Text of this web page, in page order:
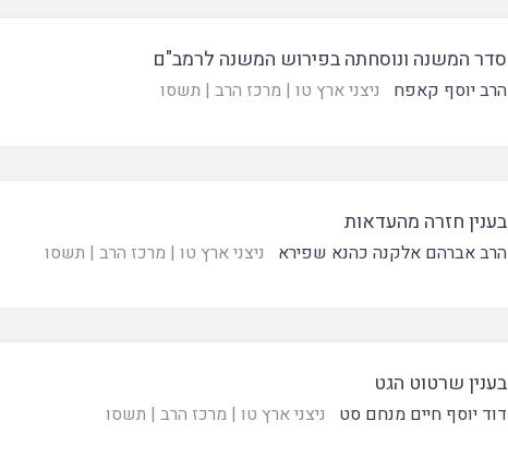
סדר המשנה ונוסחתה בפירוש המשנה לרמב"ם
הרב יוסף קאפח ניצני ארץ טו | מרכז הרב | תשסו
בענין חזרה מהעדאות
הרב אברהם אלקנה כהנא שפירא ניצני ארץ טו | מרכז הרב | תשסו
בענין שרטוט הגט
דוד יוסף חיים מנחם סט ניצני ארץ טו | מרכז הרב | תשסו